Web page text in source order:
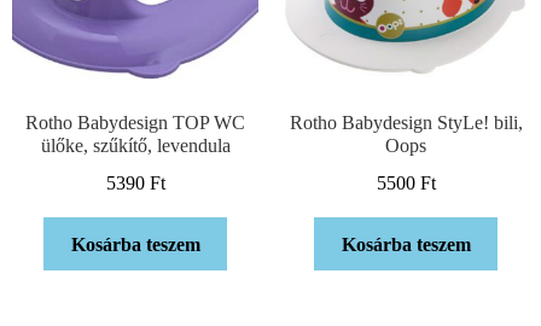
Rotho Babydesign TOP WC
ülőke, szűkítő, levendula
5390 Ft
Kosárba teszem
Rotho Babydesign StyLe! bili,
Oops
5500 Ft
Kosárba teszem